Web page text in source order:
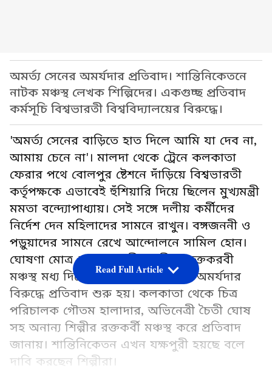
অমর্ত্য সেনের অমর্যদার প্রতিবাদ। শান্তিনিকেতনে
নাটক মঞ্চস্থ লেখক শিল্পিদের। একগুচ্ছ প্রতিবাদ
কর্মসূচি বিশ্বভারতী বিশ্ববিদ্যালয়ের বিরুদ্ধে।
'অমর্ত্য সেনের বাড়িতে হাত দিলে আমি যা দেব না,
আমায় চেনে না'। মালদা থেকে ট্রেনে কলকাতা
ফেরার পথে বোলপুর ষ্টেশনে দাঁড়িয়ে বিশ্বভারতী
কর্তৃপক্ষকে এভাবেই হুঁশিয়ারি দিয়ে ছিলেন মুখ্যমন্ত্রী
মমতা বন্দ্যোপাধ্যায়। সেই সঙ্গে দলীয় কর্মীদের
নির্দেশ দেন মহিলাদের সামনে রাখুন। বঙ্গজননী ও
পড়ুয়াদের সামনে রেখে আন্দোলনে সামিল হোন।
ঘোষণা মোত্র শুক্রবার রবীন্দ্রভূমীতে রক্তকরবী
মঞ্চস্থ মধ্য দিয়ে ভারতরত্ন অমর্ত্য সেন অমর্যদার
বিরুদ্ধে প্রতিবাদ শুরু হয়। কলকাতা থেকে চিত্র
পরিচালক গৌতম হালাদার, অভিনেত্রী চৈতী ঘোষ
সহ অনান্য শিল্পীর রক্তকর্বী মঞ্চস্থ করে প্রতিবাদ
জানায়। শান্তিনিকেতন এখন যক্ষপুরী হয়ছে বলে
দাবি করছেন শিল্পীরা।
Read Full Article